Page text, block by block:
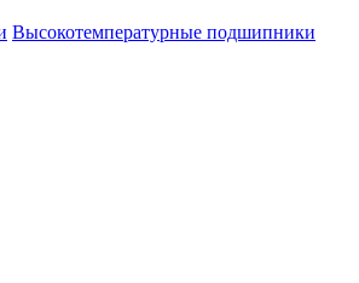
Высокотемпературные подшипники